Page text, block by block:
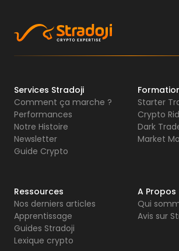
Services Stradoji
Comment ça marche ?
Performances
Notre Histoire
Newsletter
Guide Crypto
Starter
Crypto
Dark
Market
Ressources
Nos derniers articles
Apprentissage
Guides Stradoji
Lexique crypto
A Propos
Qui
Avis sur